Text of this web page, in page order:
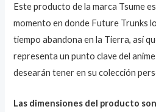
Este producto de la marca Tsume
momento en donde Future Trunks
tiempo abandona en la Tierra, así
representa un punto clave del
desearán tener en su colección
Las dimensiones del producto